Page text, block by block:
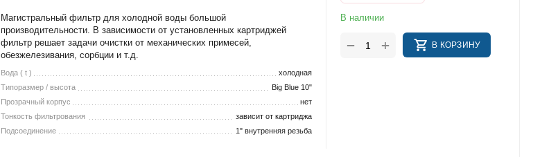
Магистральный фильтр для холодной воды большой
производительности. В зависимости от установленных картриджей
фильтр решает задачи очистки от механических примесей,
обезжелезивания, сорбции и т.д.
Вода ( t )
холодная
Типоразмер / высота
Big Blue 10"
Прозрачный корпус
нет
Тонкость фильтрования
зависит от картриджа
Подсоединение
1" внутренняя резьба
В наличии
+
− В КОРЗИНУ